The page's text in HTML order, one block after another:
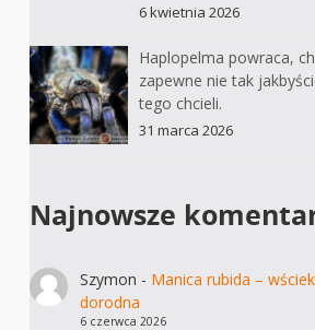
6 kwietnia 2026
Haplopelma powraca,
zapewne nie tak
tego chcieli.
31 marca 2026
Najnowsze
Szymon - Manica rubida –
dorodna
6 czerwca 2026